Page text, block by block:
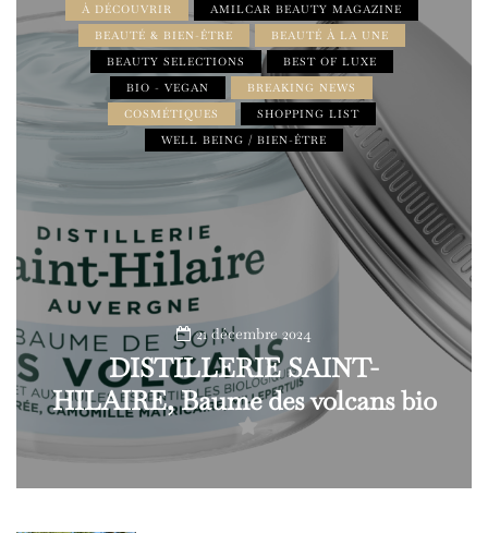
À DÉCOUVRIR
AMILCAR BEAUTY MAGAZINE
BEAUTÉ & BIEN-ÊTRE
BEAUTÉ À LA UNE
BEAUTY SELECTIONS
BEST OF LUXE
BIO - VEGAN
BREAKING NEWS
COSMÉTIQUES
SHOPPING LIST
WELL BEING / BIEN-ÊTRE
21 décembre 2024
DISTILLERIE SAINT-
HILAIRE, Baume des volcans bio